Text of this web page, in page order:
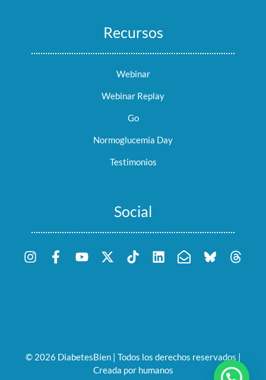
Recursos
Webinar
Webinar Replay
Go
Normoglucemia Day
Testimonios
Social
© 2026 DiabetesBien | Todos los derechos reservados |
Creada por humanos